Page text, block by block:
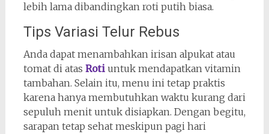
lebih lama dibandingkan roti putih biasa.
Tips Variasi Telur Rebus
Anda dapat menambahkan irisan alpukat atau
tomat di atas Rotiuntuk mendapatkan vitamin
tambahan. Selain itu, menu ini tetap praktis
karena hanya membutuhkan waktu kurang dari
sepuluh menit untuk disiapkan. Dengan begitu,
sarapan tetap sehat meskipun pagi hari